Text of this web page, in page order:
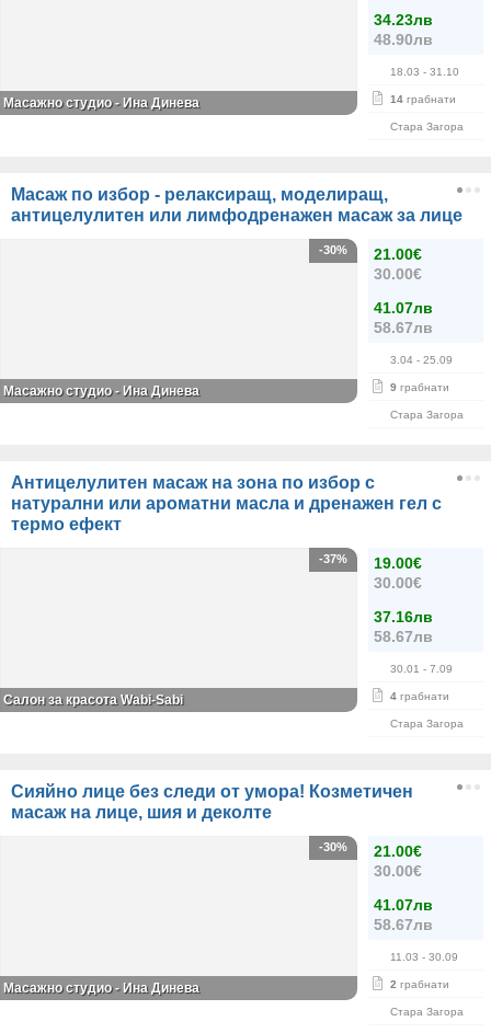
34.23лв
48.90лв
18.03 - 31.10
14 грабнати
Стара Загора
Масажно студио - Ина Динева
Масаж по избор - релаксиращ, моделиращ,
антицелулитен или лимфодренажен масаж за лице
21.00€
30.00€
41.07лв
58.67лв
3.04 - 25.09
9 грабнати
Стара Загора
-30%
Масажно студио - Ина Динева
Антицелулитен масаж на зона по избор с
натурални или ароматни масла и дренажен гел с
термо ефект
19.00€
30.00€
37.16лв
58.67лв
30.01 - 7.09
4 грабнати
Стара Загора
-37%
Салон за красота Wabi-Sabi
Сияйно лице без следи от умора! Козметичен
масаж на лице, шия и деколте
21.00€
30.00€
41.07лв
58.67лв
11.03 - 30.09
2 грабнати
Стара Загора
-30%
Масажно студио - Ина Динева